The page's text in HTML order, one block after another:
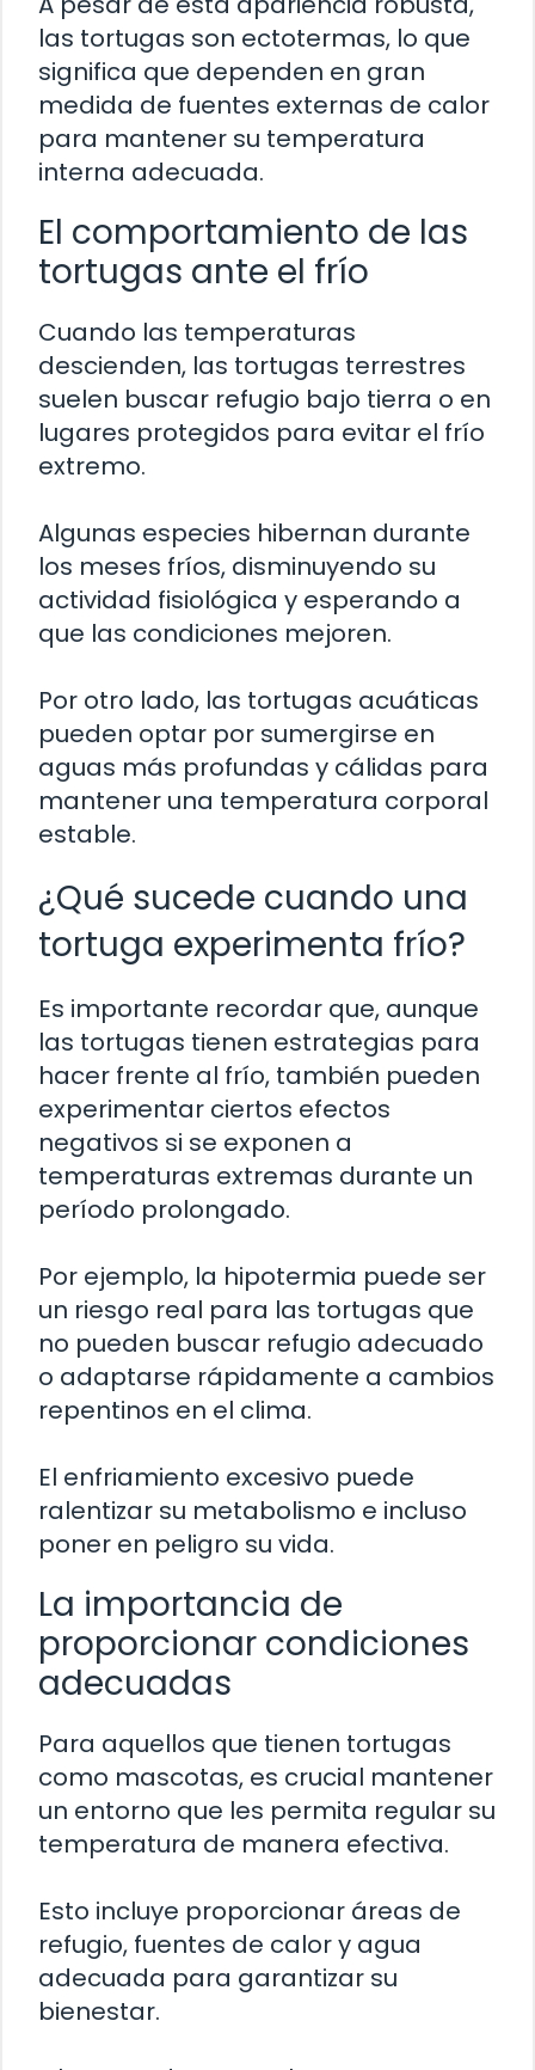
las tortugas son ectotermas, lo que
significa que dependen en gran
medida de fuentes externas de calor
para mantener su temperatura
interna adecuada.
El comportamiento de las
tortugas ante el frío
Cuando las temperaturas
descienden, las tortugas terrestres
suelen buscar refugio bajo tierra o en
lugares protegidos para evitar el frío
extremo.
Algunas especies hibernan durante
los meses fríos, disminuyendo su
actividad fisiológica y esperando a
que las condiciones mejoren.
Por otro lado, las tortugas acuáticas
pueden optar por sumergirse en
aguas más profundas y cálidas para
mantener una temperatura corporal
estable.
¿Qué sucede cuando una
tortuga experimenta frío?
Es importante recordar que, aunque
las tortugas tienen estrategias para
hacer frente al frío, también pueden
experimentar ciertos efectos
negativos si se exponen a
temperaturas extremas durante un
período prolongado.
Por ejemplo, la hipotermia puede ser
un riesgo real para las tortugas que
no pueden buscar refugio adecuado
o adaptarse rápidamente a cambios
repentinos en el clima.
El enfriamiento excesivo puede
ralentizar su metabolismo e incluso
poner en peligro su vida.
La importancia de
proporcionar condiciones
adecuadas
Para aquellos que tienen tortugas
como mascotas, es crucial mantener
un entorno que les permita regular su
temperatura de manera efectiva.
Esto incluye proporcionar áreas de
refugio, fuentes de calor y agua
adecuada para garantizar su
bienestar.